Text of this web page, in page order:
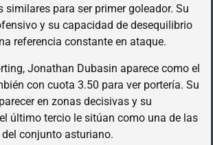
similares para ser primer goleador. Su
y su capacidad de desequilibrio
referencia constante en ataque.
Jonathan Dubasin aparece como el
con cuota 3.50 para ver portería. Su
en zonas decisivas y su
último tercio le sitúan como una de las
conjunto asturiano.